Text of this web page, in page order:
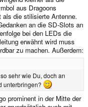
aus Dragoons
die stilisierte Antenne.
an die SD-Slots an
bei den LEDs die
erwähnt wird muss
zu machen. Außerdem:
sehr wie Du, doch an
unterbringen?
prominent in der Mitte der